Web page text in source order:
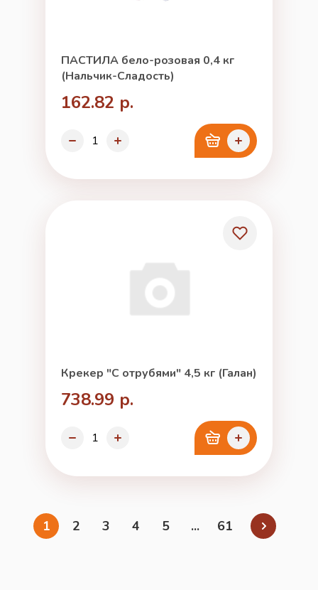
ПАСТИЛА бело-розовая 0,4 кг
(Нальчик-Сладость)
162.82 р.
Крекер "С отрубями" 4,5 кг (Галан)
738.99 р.
1 2 3 4 5 ... 61